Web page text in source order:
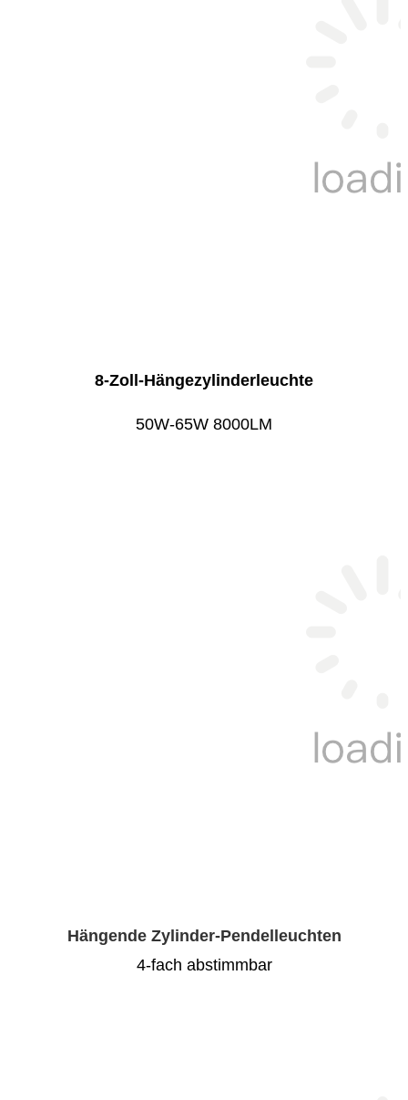
8-Zoll-Hängezylinderleuchte
50W-65W 8000LM
Hängende Zylinder-Pendelleuchten
4-fach abstimmbar